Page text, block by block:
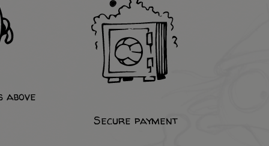
Secure payment